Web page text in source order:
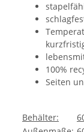
100%
Seiten
Behälter: